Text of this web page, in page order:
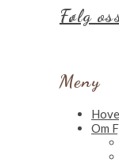
Følg
Meny
Om